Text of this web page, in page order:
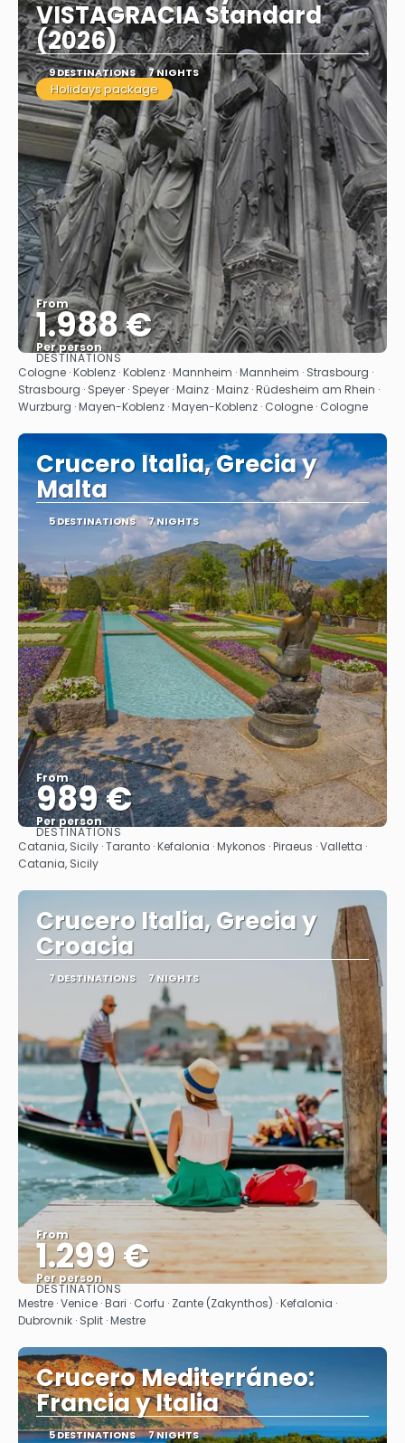
VISTAGRACIA Standard
(2026)
9 DESTINATIONS 7 NIGHTS
Holidays package
From
1.988 €
Per person
See
DESTINATIONS
Cologne · Koblenz · Koblenz · Mannheim · Mannheim · Strasbourg ·
Strasbourg · Speyer · Speyer · Mainz · Mainz · Rüdesheim am Rhein ·
Wurzburg · Mayen-Koblenz · Mayen-Koblenz · Cologne · Cologne
Crucero Italia, Grecia y
Malta
5 DESTINATIONS 7 NIGHTS
From
989 €
Per person
See
DESTINATIONS
Catania, Sicily · Taranto · Kefalonia · Mykonos · Piraeus · Valletta ·
Catania, Sicily
Crucero Italia, Grecia y
Croacia
7 DESTINATIONS 7 NIGHTS
From
1.299 €
Per person
See
DESTINATIONS
Mestre · Venice · Bari · Corfu · Zante (Zakynthos) · Kefalonia ·
Dubrovnik · Split · Mestre
Crucero Mediterráneo:
Francia y Italia
5 DESTINATIONS 7 NIGHTS